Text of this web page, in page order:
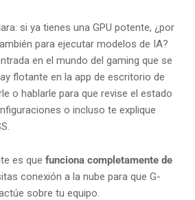
si ya tienes una GPU potente, ¿por
para ejecutar modelos de IA?
en el mundo del gaming que se
flotante en la app de escritorio de
o hablarle para que revise el estado
o incluso te explique
es que funciona completamente de
conexión a la nube para que G-
sobre tu equipo.